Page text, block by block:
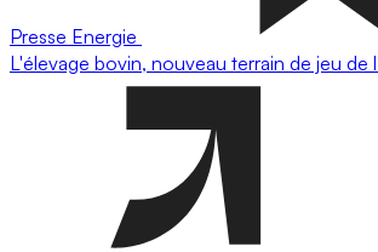
Presse Energie
L'élevage bovin, nouveau terrain de jeu de